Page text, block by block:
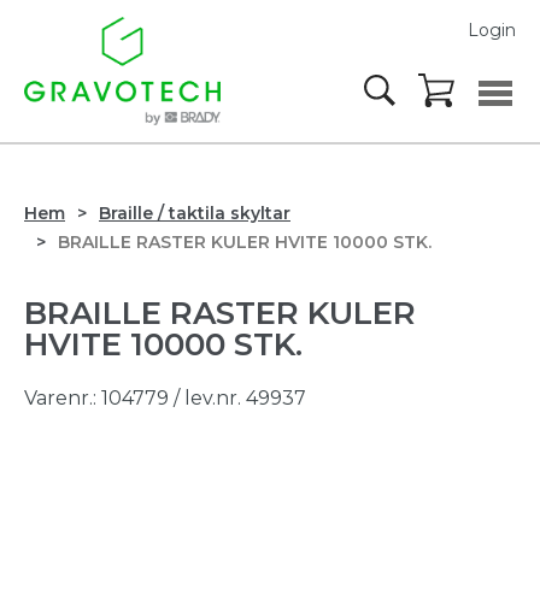
Login
Hem
Braille / taktila skyltar
BRAILLE RASTER KULER HVITE 10000 STK.
BRAILLE RASTER KULER
HVITE 10000 STK.
Varenr.: 104779 / lev.nr. 49937